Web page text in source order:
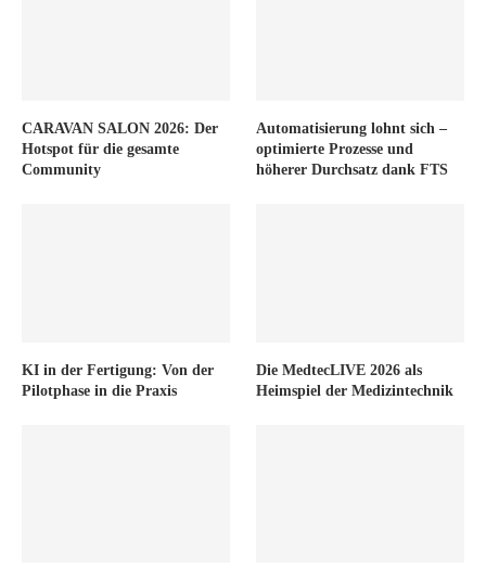
CARAVAN SALON 2026: Der
Hotspot für die gesamte
Community
Automatisierung lohnt sich –
optimierte Prozesse und
höherer Durchsatz dank FTS
KI in der Fertigung: Von der
Pilotphase in die Praxis
Die MedtecLIVE 2026 als
Heimspiel der Medizintechnik